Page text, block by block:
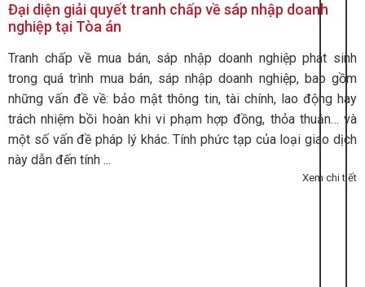
Đại diện giải quyết tranh chấp về sáp nhập doanh
nghiệp tại Tòa án
Tranh chấp về mua bán, sáp nhập doanh nghiệp phát sinh
trong quá trình mua bán, sáp nhập doanh nghiệp, bao gồm
những vấn đề về: bảo mật thông tin, tài chính, lao động hay
trách nhiệm bồi hoàn khi vi phạm hợp đồng, thỏa thuận… và
một số vấn đề pháp lý khác. Tính phức tạp của loại giao dịch
này dẫn đến tính ...
Xem chi tiết